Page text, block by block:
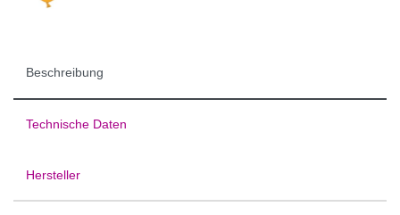
Beschreibung
Technische Daten
Hersteller